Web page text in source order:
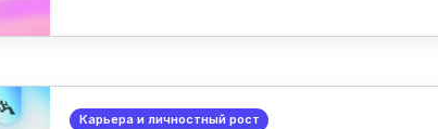
Карьера и личностный рост